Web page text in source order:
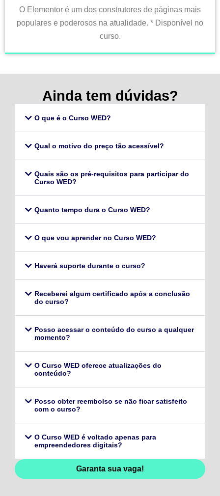
O Elementor é um dos construtores de páginas mais
populares e poderosos na atualidade. * Disponível no
curso.
Ainda tem dúvidas?
O que é o Curso WED?
Qual o motivo do preço tão acessível?
Quais são os pré-requisitos para participar do
Curso WED?
Quanto tempo dura o Curso WED?
O que vou aprender no Curso WED?
Haverá suporte durante o curso?
Receberei algum certificado após a conclusão
do curso?
Posso acessar o conteúdo do curso a qualquer
momento?
O Curso WED oferece atualizações do
conteúdo?
Posso obter reembolso se não ficar satisfeito
com o curso?
O Curso WED é voltado apenas para
empreendedores digitais?
Garanta sua vaga!